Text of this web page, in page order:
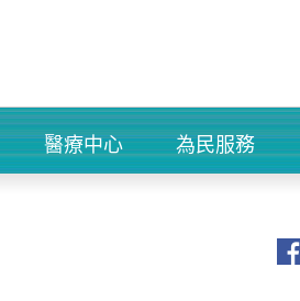
+
醫療中心
+
為民服務